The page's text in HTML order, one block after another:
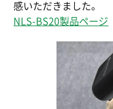
感いただきました。
NLS-BS20製品ページ